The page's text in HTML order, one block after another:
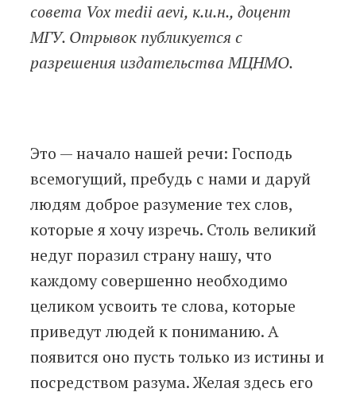
совета Vox medii aevi, к.и.н., доцент
МГУ. Отрывок публикуется с
разрешения издательства МЦНМО.
Это — начало нашей речи: Господь
всемогущий, пребудь с нами и даруй
людям доброе разумение тех слов,
которые я хочу изречь. Столь великий
недуг поразил страну нашу, что
каждому совершенно необходимо
целиком усвоить те слова, которые
приведут людей к пониманию. А
появится оно пусть только из истины и
посредством разума. Желая здесь его